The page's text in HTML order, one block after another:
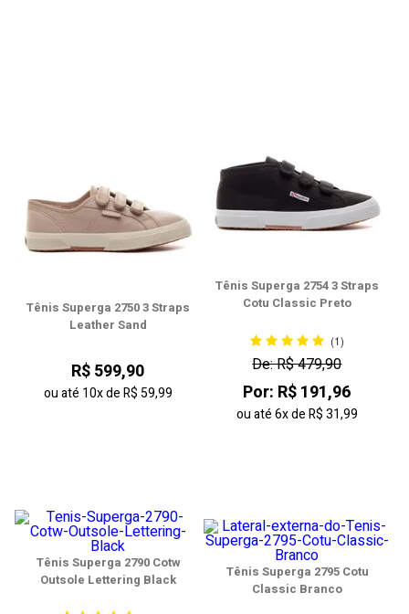
Tênis Superga 2750 3 Straps
Leather Sand
R$ 599,90
ou até 10xdeR$ 59,99
Tênis Superga 2754 3 Straps
Cotu Classic Preto
(1)
De: R$ 479,90
Por: R$ 191,96
ou até6xdeR$ 31,99
Tênis Superga 2790 Cotw
Outsole Lettering Black
Tênis Superga 2795 Cotu
Classic Branco